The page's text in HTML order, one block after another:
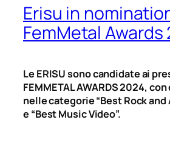
Erisu in
FemMetal Awards
Le ERISU sono candidate ai
FEMMETAL AWARDS 2024,
nelle categorie “Best Rock
e “Best Music Video”.